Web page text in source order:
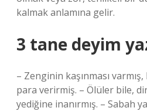
kalmak anlamına gelir.
3 tane deyim
– Zenginin kaşınması
para verirmiş. – Ölüler bile,
yediğine inanırmış. – Sabah